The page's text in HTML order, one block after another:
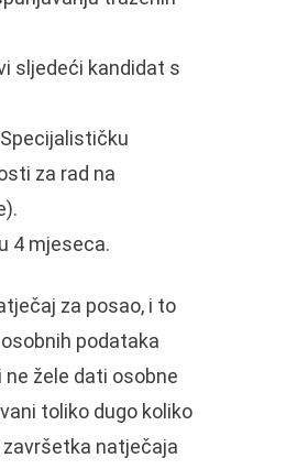
sljedeći kandidat s
za rad na
4 mjeseca.
za posao, i to
podataka
žele dati osobne
toliko dugo koliko
natječaja